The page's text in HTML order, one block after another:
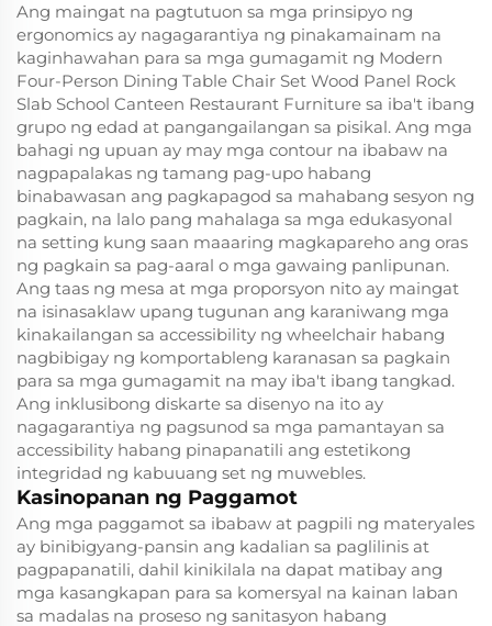
Ang maingat na pagtutuon sa mga prinsipyo ng
ergonomics ay nagagarantiya ng pinakamainam na
kaginhawahan para sa mga gumagamit ng Modern
Four-Person Dining Table Chair Set Wood Panel Rock
Slab School Canteen Restaurant Furniture sa iba't ibang
grupo ng edad at pangangailangan sa pisikal. Ang mga
bahagi ng upuan ay may mga contour na ibabaw na
nagpapalakas ng tamang pag-upo habang
binabawasan ang pagkapagod sa mahabang sesyon ng
pagkain, na lalo pang mahalaga sa mga edukasyonal
na setting kung saan maaaring magkapareho ang oras
ng pagkain sa pag-aaral o mga gawaing panlipunan.
Ang taas ng mesa at mga proporsyon nito ay maingat
na isinasaklaw upang tugunan ang karaniwang mga
kinakailangan sa accessibility ng wheelchair habang
nagbibigay ng komportableng karanasan sa pagkain
para sa mga gumagamit na may iba't ibang tangkad.
Ang inklusibong diskarte sa disenyo na ito ay
nagagarantiya ng pagsunod sa mga pamantayan sa
accessibility habang pinapanatili ang estetikong
integridad ng kabuuang set ng muwebles.
Kasinopanan ng Paggamot
Ang mga paggamot sa ibabaw at pagpili ng materyales
ay binibigyang-pansin ang kadalian sa paglilinis at
pagpapanatili, dahil kinikilala na dapat matibay ang
mga kasangkapan para sa komersyal na kainan laban
sa madalas na proseso ng sanitasyon habang